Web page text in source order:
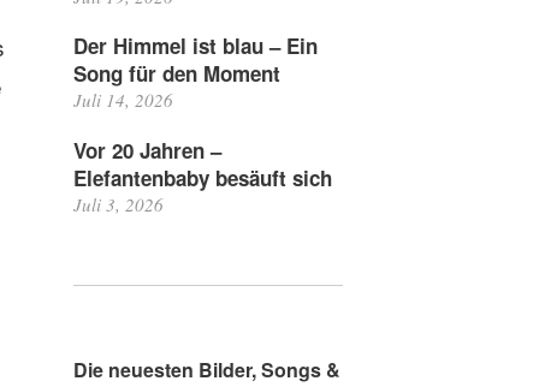
Der Himmel ist blau – Ein
Song für den Moment
Juli 14, 2026
Vor 20 Jahren –
Elefantenbaby besäuft sich
Juli 3, 2026
Die neuesten Bilder, Songs &